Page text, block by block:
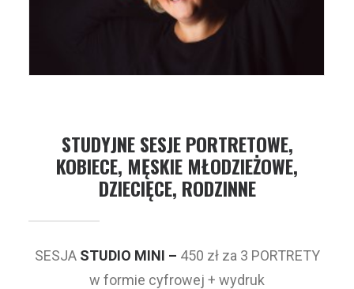
STUDYJNE SESJE PORTRETOWE,
KOBIECE, MĘSKIE MŁODZIEŻOWE,
DZIECIĘCE, RODZINNE
SESJA STUDIO MINI – 450 zł za 3 PORTRETY
w formie cyfrowej + wydruk